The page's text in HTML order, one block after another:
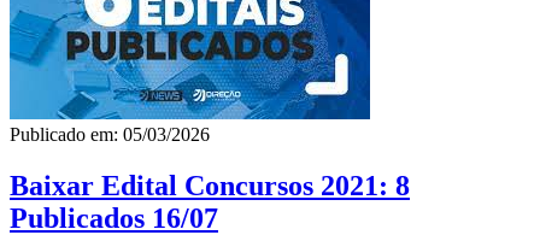
Publicado em: 05/03/2026
Baixar Edital Concursos 2021: 8
Publicados 16/07